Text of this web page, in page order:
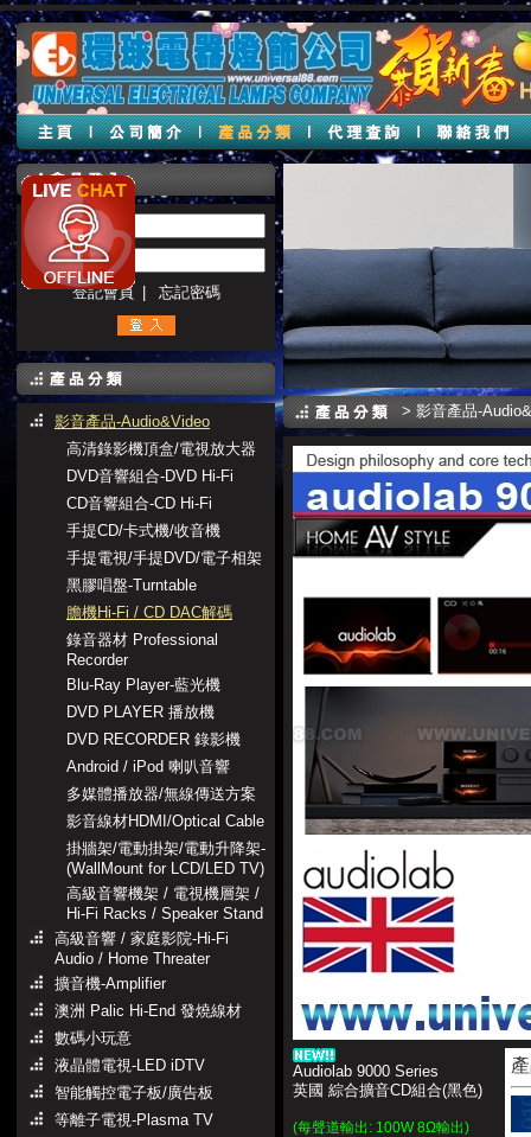
帳號 :
密碼 :
登記會員
忘記密碼
影音產品-Audio&Video
高清錄影機頂盒/電視放大器
DVD音響組合-DVD Hi-Fi
CD音響組合-CD Hi-Fi
手提CD/卡式機/收音機
手提電視/手提DVD/電子相架
黑膠唱盤-Turntable
膽機Hi-Fi / CD DAC解碼
錄音器材 Professional
Recorder
Blu-Ray Player-藍光機
DVD PLAYER 播放機
DVD RECORDER 錄影機
Android / iPod 喇叭音響
多媒體播放器/無線傳送方案
影音線材HDMI/Optical Cable
掛牆架/電動掛架/電動升降架-
(WallMount for LCD/LED TV)
高級音響機架 / 電視機層架 /
Hi-Fi Racks / Speaker Stand
高級音響 / 家庭影院-Hi-Fi
Audio / Home Threater
擴音機-Amplifier
澳洲 Palic Hi-End 發燒線材
數碼小玩意
液晶體電視-LED iDTV
智能觸控電子板/廣告板
等離子電視-Plasma TV
>影音產品-
Audiolab 9000 Series
英國 綜合擴音CD組合(黑色)
(每聲道輸出: 100W 8Ω輸出)